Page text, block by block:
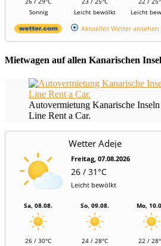
Sonnig
Leicht bewölkt
Leicht
Aktuelles Wetter ansehen
Mietwagen auf allen Kanarischen
Autovermietung Kanarische
Line Rent a Car.
Wetter Adeje
Freitag, 07.08.2026
26 / 31°C
Leicht bewölkt
Sa, 08.08.
26 / 30°C
So, 09.08.
24 / 28°C
Mo,
22 /